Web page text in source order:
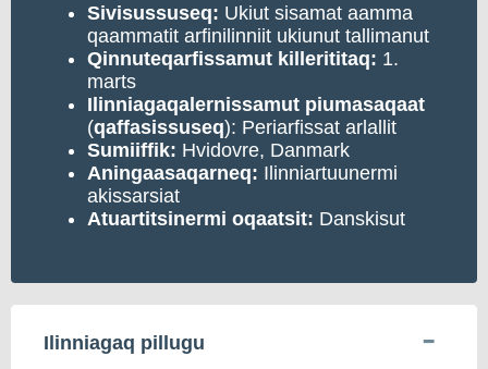
Sivisussuseq: Ukiut sisamat aamma
qaammatit arfinilinniit ukiunut tallimanut
Qinnuteqarfissamut killerititaq: 1.
marts
Ilinniagaqalernissamut piumasaqaat
(qaffasissuseq): Periarfissat arlallit
Sumiiffik: Hvidovre, Danmark
Aningaasaqarneq: Ilinniartuunermi
akissarsiat
Atuartitsinermi oqaatsit: Danskisut
Ilinniagaq pillugu